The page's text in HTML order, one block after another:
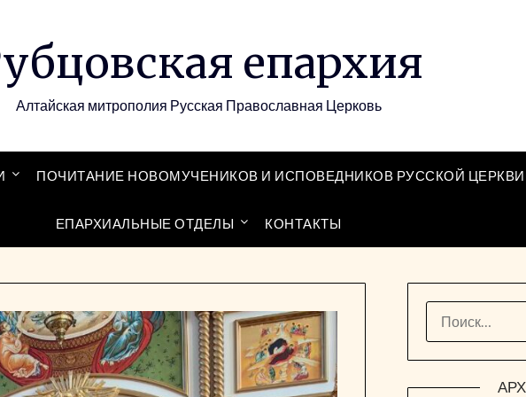
епархия
Алтайская митрополия Русская Православная Церковь
ПОЧИТАНИЕ НОВОМУЧЕНИКОВ И ИСПОВЕДНИКОВ РУССКОЙ ЦЕРКВИ
ЕПАРХИАЛЬНЫЕ ОТДЕЛЫ КОНТАКТЫ